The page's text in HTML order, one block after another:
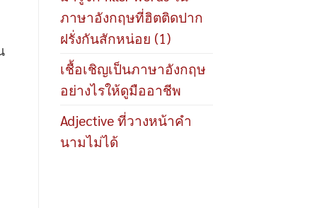
ภาษาอังกฤษที่ฮิตติดปาก
ฝรั่งกันสักหน่อย (1)
เชื้อเชิญเป็นภาษาอังกฤษ
อย่างไรให้ดูมืออาชีพ
Adjective ที่วางหน้าคำ
นามไม่ได้